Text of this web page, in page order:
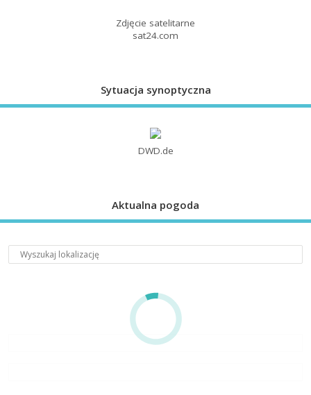
Zdjęcie satelitarne
sat24.com
Sytuacja synoptyczna
DWD.de
Aktualna pogoda